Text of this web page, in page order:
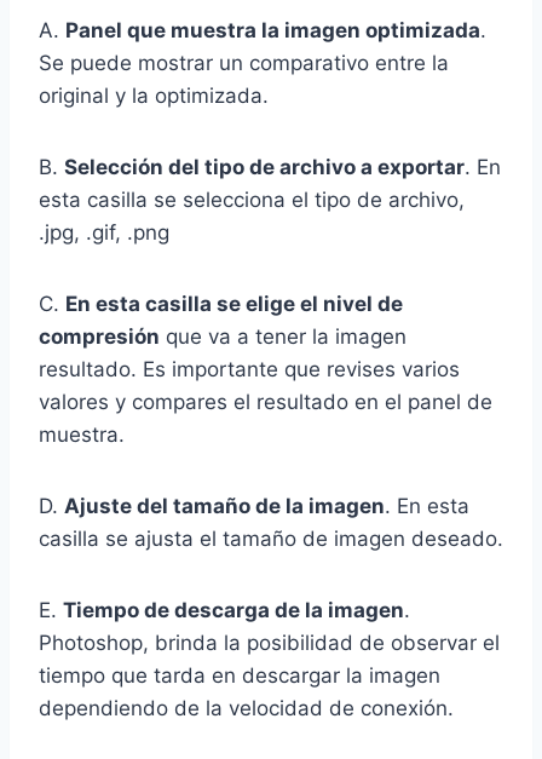
A. Panel que muestra la imagen optimizada.
Se puede mostrar un comparativo entre la
original y la optimizada.
B. Selección del tipo de archivo a exportar. En
esta casilla se selecciona el tipo de archivo,
.jpg, .gif, .png
C. En esta casilla se elige el nivel de
compresión que va a tener la imagen
resultado. Es importante que revises varios
valores y compares el resultado en el panel de
muestra.
D. Ajuste del tamaño de la imagen. En esta
casilla se ajusta el tamaño de imagen deseado.
E. Tiempo de descarga de la imagen.
Photoshop, brinda la posibilidad de observar el
tiempo que tarda en descargar la imagen
dependiendo de la velocidad de conexión.